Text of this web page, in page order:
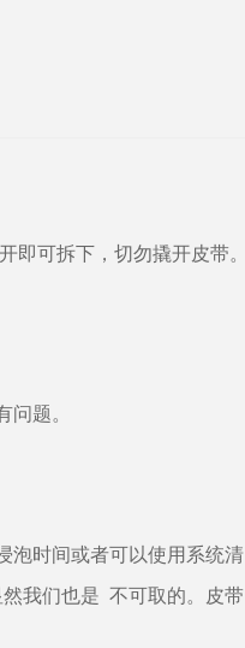
即可拆下，切勿撬开皮带。
题。
泡时间或者可以使用系统清
我们也是 不可取的。皮带